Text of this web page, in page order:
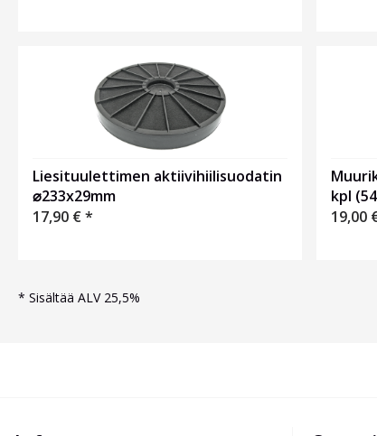
Liesituulettimen aktiivihiilisuodatin
⌀233x29mm
17,90 €*
kpl
19,00
* Sisältää ALV 25,5%